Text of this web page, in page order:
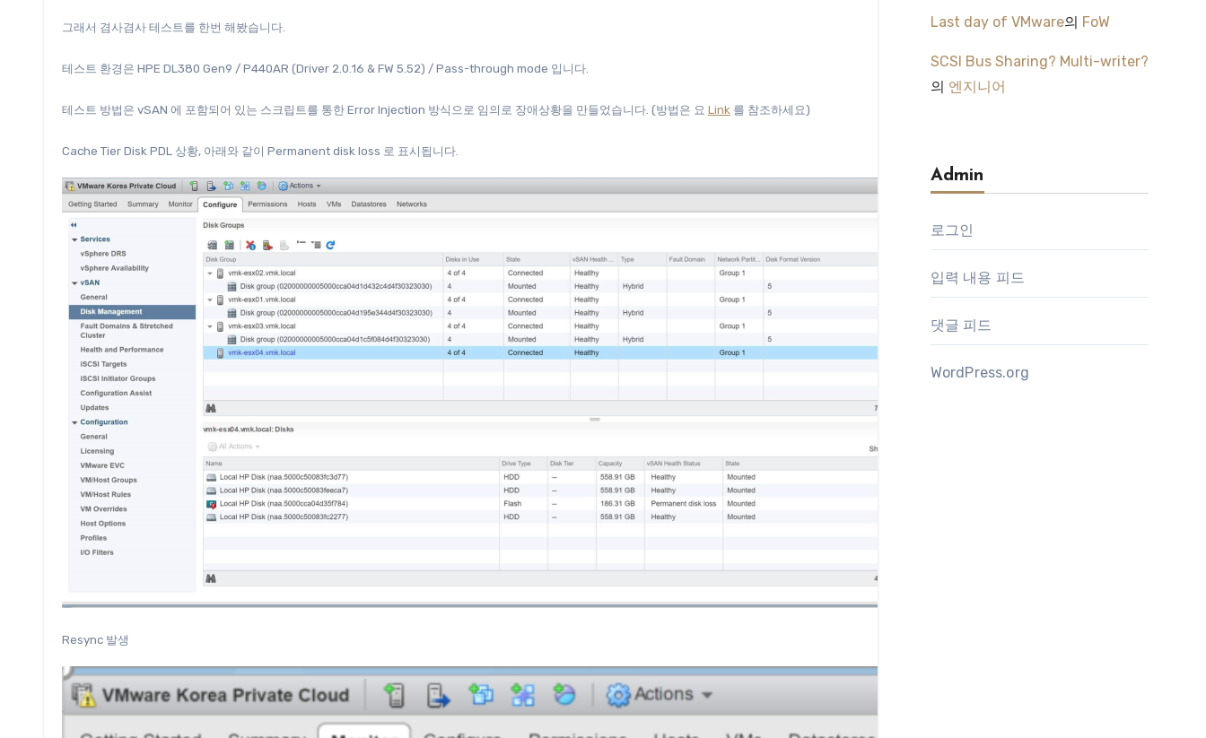
그래서 겸사겸사 테스트를 한번 해봤습니다.
테스트 환경은 HPE DL380 Gen9 / P440AR (Driver 2.0.16 & FW 5.52) / Pass-through mode 입니다.
테스트 방법은 vSAN 에 포함되어 있는 스크립트를 통한 Error Injection 방식으로 임의로 장애상황을 만들었습니다. (방법은 요 Link 를 참조하세요)
Cache Tier Disk PDL 상황, 아래와 같이 Permanent disk loss 로 표시됩니다.
Resync 발생
Last day of VMware의 FoW
SCSI Bus Sharing? Multi-writer?
의 엔지니어
Admin
로그인
입력 내용 피드
댓글 피드
WordPress.org